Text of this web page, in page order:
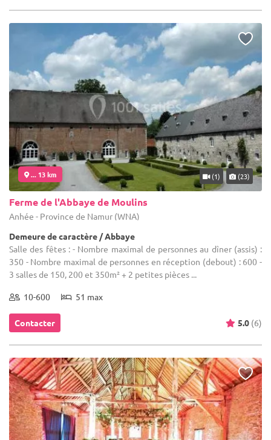
... 13 km (1) (23)
Ferme de l'Abbaye de Moulins
Anhée - Province de Namur (WNA)
Demeure de caractère / Abbaye
Salle des fêtes : - Nombre maximal de personnes au dîner (assis) :
350 - Nombre maximal de personnes en réception (debout) : 600 -
3 salles de 150, 200 et 350m² + 2 petites pièces ...
10-600 51 max
Contacter 5.0 (6)